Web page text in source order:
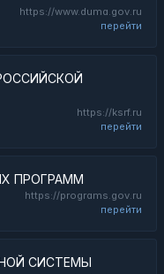
https://www.duma.gov.ru
перейти
https://ksrf.ru
перейти
ПРОГРАММ
https://programs.gov.ru
перейти
СИСТЕМЫ